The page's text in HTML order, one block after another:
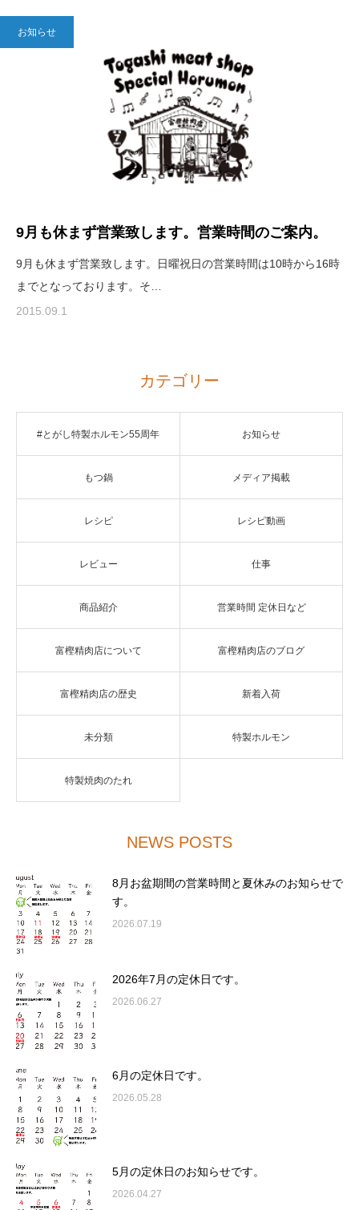
お知らせ
9月も休まず営業致します。営業時間のご案内。
9月も休まず営業致します。日曜祝日の営業時間は10時から16時
までとなっております。そ…
2015.09.1
カテゴリー
#とがし特製ホルモン55周年 お知らせ
もつ鍋 メディア掲載
レシピ レシピ動画
レビュー 仕事
商品紹介 営業時間 定休日など
富樫精肉店について 富樫精肉店のブログ
富樫精肉店の歴史 新着入荷
未分類 特製ホルモン
特製焼肉のたれ
NEWS POSTS
8月お盆期間の営業時間と夏休みのお知らせで
す。
2026.07.19
2026年7月の定休日です。
2026.06.27
6月の定休日です。
2026.05.28
5月の定休日のお知らせです。
2026.04.27